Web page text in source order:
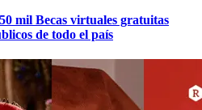
mil Becas virtuales gratuitas
de todo el país